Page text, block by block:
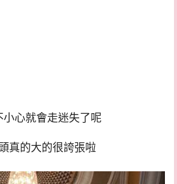
小心就會走迷失了呢
真的大的很誇張啦